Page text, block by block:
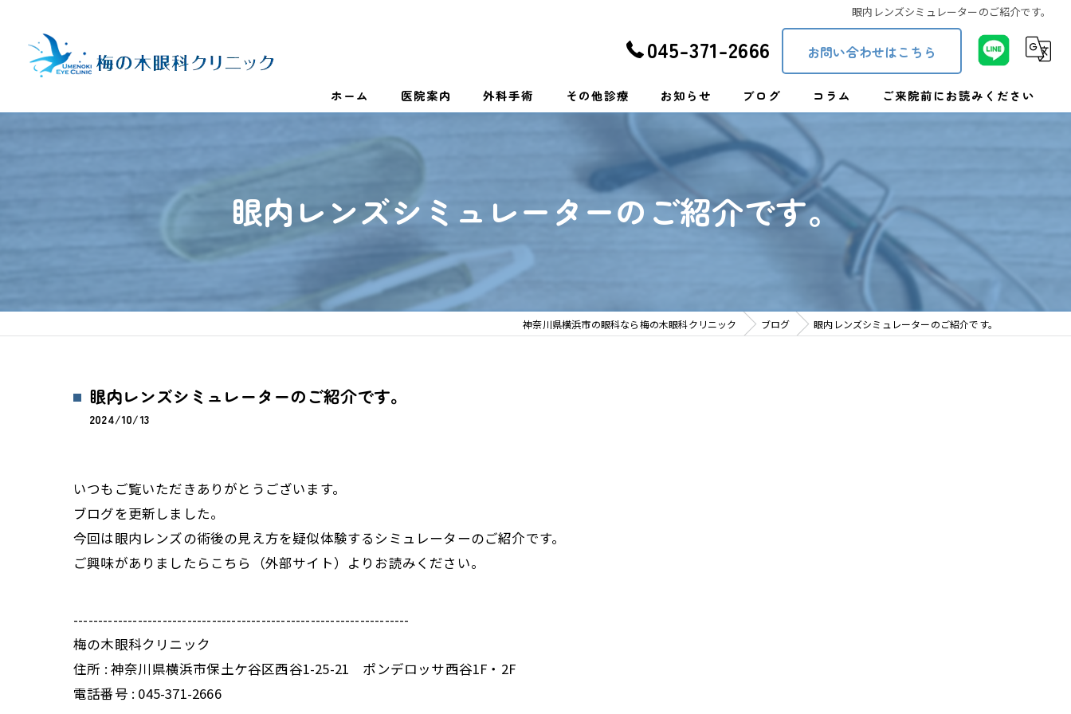
眼内レンズシミュレーターのご紹介です。
045-371-2666 お問い合わせはこちら
ホーム 医院案内 外科手術
眼瞼下垂症・眼瞼内反症
網膜硝子体手術・抗VEGF抗体硝子体注射
その他診療
一般眼科・メガネ・コンタクト処方
緑内障・糖尿病網膜症
加齢黄斑変性・網膜静脈閉塞症
お知らせ ブログ コラム ご来院前にお読みください
眼内レンズシミュレーターのご紹介です。
神奈川県横浜市の眼科なら梅の木眼科クリニック ブログ 眼内レンズシミュレーターのご紹介です。
眼内レンズシミュレーターのご紹介です。
2024/10/13
いつもご覧いただきありがとうございます。
ブログを更新しました。
今回は眼内レンズの術後の見え方を疑似体験するシミュレーターのご紹介です。
ご興味がありましたら こちら （外部サイト）よりお読みください。
--------------------------------------------------------------------
梅の木眼科クリニック
住所 : 神奈川県横浜市保土ケ谷区西谷1-25-21 ポンデロッサ西谷1F・2F
電話番号 : 045-371-2666